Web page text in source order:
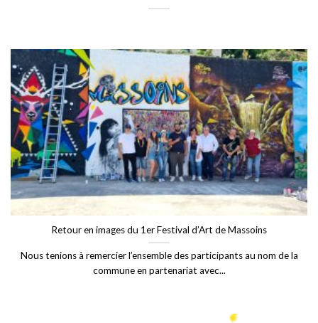
Retour en images du 1er Festival d’Art de Massoins
Nous tenions à remercier l’ensemble des participants au nom de la
commune en partenariat avec...